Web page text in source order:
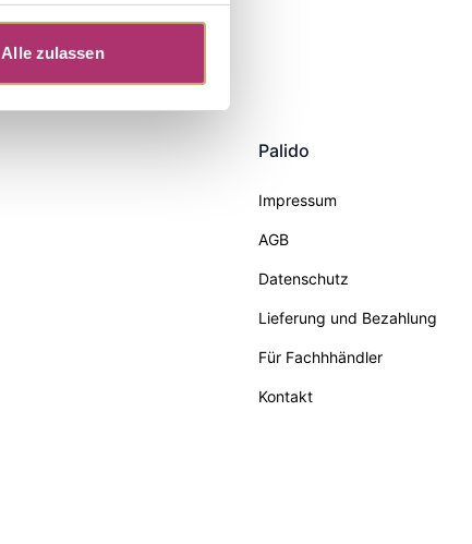
Alle zulassen
Palido
Impressum
AGB
Datenschutz
Lieferung und Bezahlung
Für Fachhhändler
Kontakt